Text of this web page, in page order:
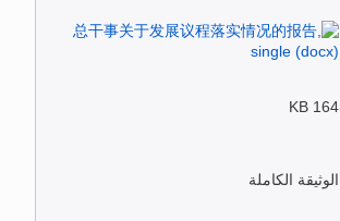
164 KB
الوثيقة الكاملة